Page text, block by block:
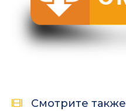
Смотрите также